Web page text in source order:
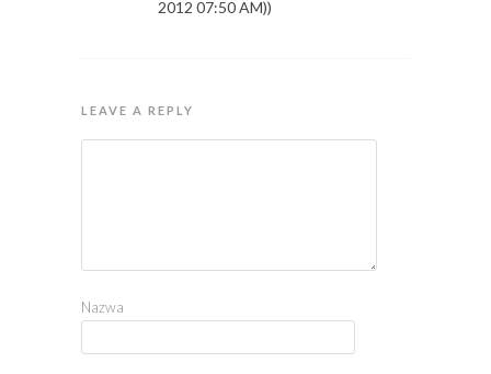
2012 07:50 AM))
LEAVE A REPLY
Nazwa